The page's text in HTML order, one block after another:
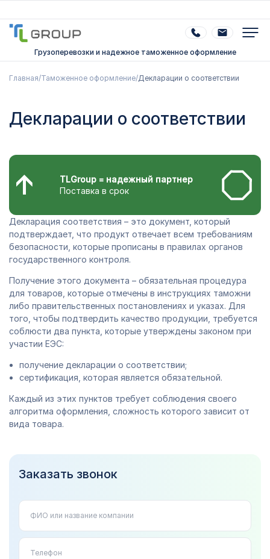
Грузоперевозки и надежное таможенное оформление
Главная/Таможенное оформление/Декларации о соответствии
Декларации о соответствии
TLGroup = надежный партнер
Поставка в срок
Декларация соответствия – это документ, который
подтверждает, что продукт отвечает всем требованиям
безопасности, которые прописаны в правилах органов
государственного контроля.
Получение этого документа – обязательная процедура
для товаров, которые отмечены в инструкциях таможни
либо правительственных постановлениях и указах. Для
того, чтобы подтвердить качество продукции, требуется
соблюсти два пункта, которые утверждены законом при
участии ЕЭС:
получение декларации о соответствии;
сертификация, которая является обязательной.
Каждый из этих пунктов требует соблюдения своего
алгоритма оформления, сложность которого зависит от
вида товара.
Заказать звонок